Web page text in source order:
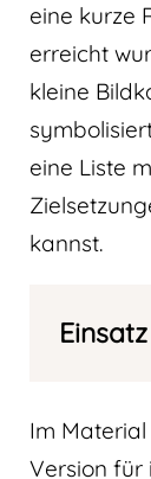
eine kurze
erreicht
kleine
eine Liste
kannst.
Im
Version für